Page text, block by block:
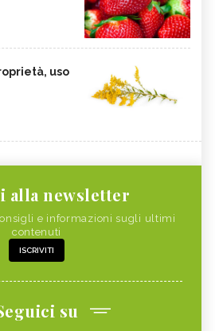
uso
alla newsletter
e informazioni sugli ultimi
contenuti
ISCRIVITI
su